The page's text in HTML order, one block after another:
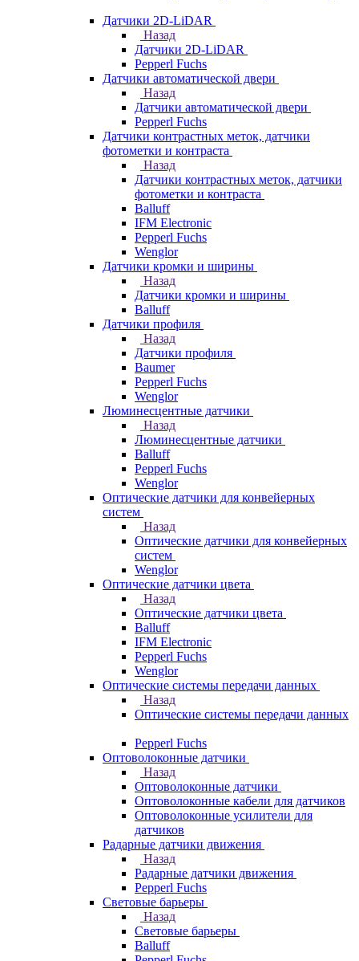
Датчики 2D-LiDAR
Назад
Датчики 2D-LiDAR
Pepperl Fuchs
Датчики автоматической двери
Назад
Датчики автоматической двери
Pepperl Fuchs
Датчики контрастных меток, датчики
фотометки и контраста
Назад
Датчики контрастных меток, датчики
фотометки и контраста
Balluff
IFM Electronic
Pepperl Fuchs
Wenglor
Датчики кромки и ширины
Назад
Датчики кромки и ширины
Balluff
Датчики профиля
Назад
Датчики профиля
Baumer
Pepperl Fuchs
Wenglor
Люминесцентные датчики
Назад
Люминесцентные датчики
Balluff
Pepperl Fuchs
Wenglor
Оптические датчики для конвейерных
систем
Назад
Оптические датчики для конвейерных
систем
Wenglor
Оптические датчики цвета
Назад
Оптические датчики цвета
Balluff
IFM Electronic
Pepperl Fuchs
Wenglor
Оптические системы передачи данных
Назад
Оптические системы передачи данных
Pepperl Fuchs
Оптоволоконные датчики
Назад
Оптоволоконные датчики
Оптоволоконные кабели для датчиков
Оптоволоконные усилители для
датчиков
Радарные датчики движения
Назад
Радарные датчики движения
Pepperl Fuchs
Световые барьеры
Назад
Световые барьеры
Balluff